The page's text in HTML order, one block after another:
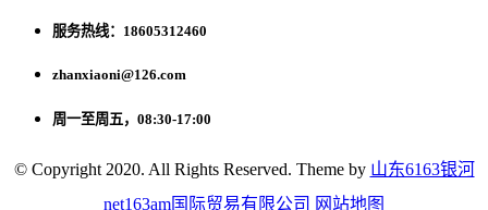
服务热线：18605312460
zhanxiaoni@126.com
周一至周五，08:30-17:00
© Copyright 2020. All Rights Reserved. Theme by 山东6163银河
net163am国际贸易有限公司 网站地图